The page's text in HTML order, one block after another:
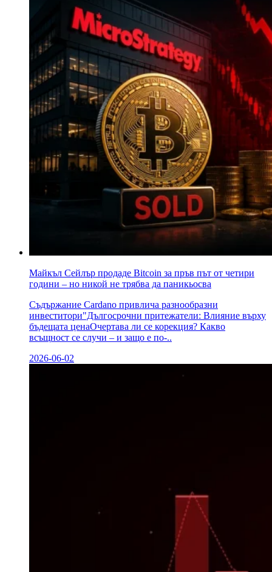
Майкъл Сейлър продаде Bitcoin за пръв път от четири
години – но никой не трябва да паникьосва
Съдържание Cardano привлича разнообразни
инвеститори"Дългосрочни притежатели: Влияние върху
бъдещата ценаОчертава ли се корекция? Какво
всъщност се случи – и защо е по-..
2026-06-02